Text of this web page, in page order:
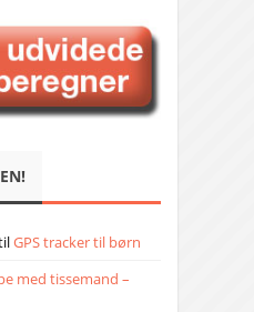
GPS tracker til børn
med tissemand –